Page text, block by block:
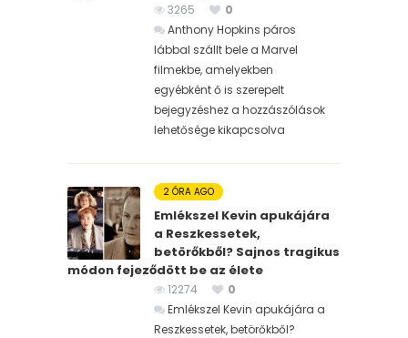
3265
0
Anthony Hopkins páros
lábbal szállt bele a Marvel
filmekbe, amelyekben
egyébként ő is szerepelt
bejegyzéshez a hozzászólások
lehetősége kikapcsolva
2 ÓRA AGO
Emlékszel Kevin apukájára
a Reszkessetek,
betörőkből? Sajnos tragikus
módon fejeződött be az élete
12274
0
Emlékszel Kevin apukájára a
Reszkessetek, betörőkből?